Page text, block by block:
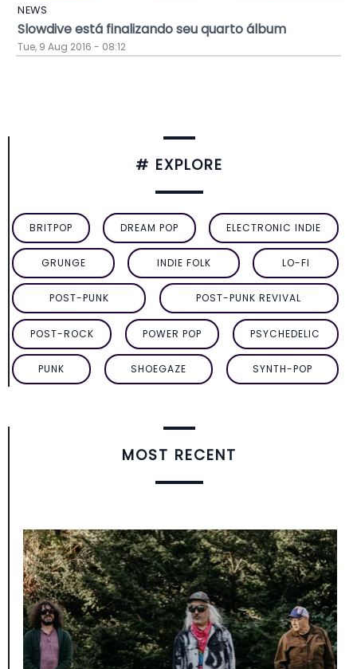
NEWS
Slowdive está finalizando seu quarto álbum
Tue, 9 Aug 2016 - 08:12
# EXPLORE
BRITPOP DREAM POP ELECTRONIC INDIE
GRUNGE INDIE FOLK LO-FI
POST-PUNK POST-PUNK REVIVAL
POST-ROCK POWER POP PSYCHEDELIC
PUNK SHOEGAZE SYNTH-POP
MOST RECENT